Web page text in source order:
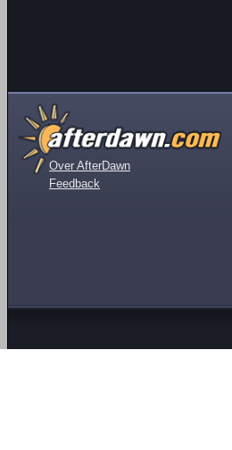
Over AfterDawn
Feedback